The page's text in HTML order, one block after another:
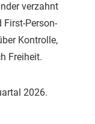
verzahnt
Person-
Kontrolle,
Freiheit.
2026.